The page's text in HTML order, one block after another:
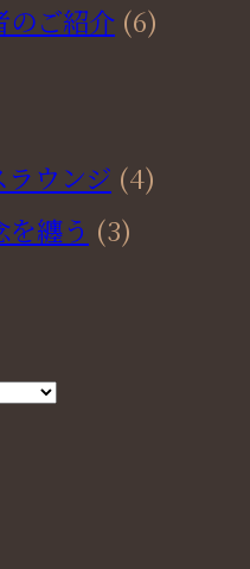
のご紹介 (6)
ウンジ (4)
纏う (3)